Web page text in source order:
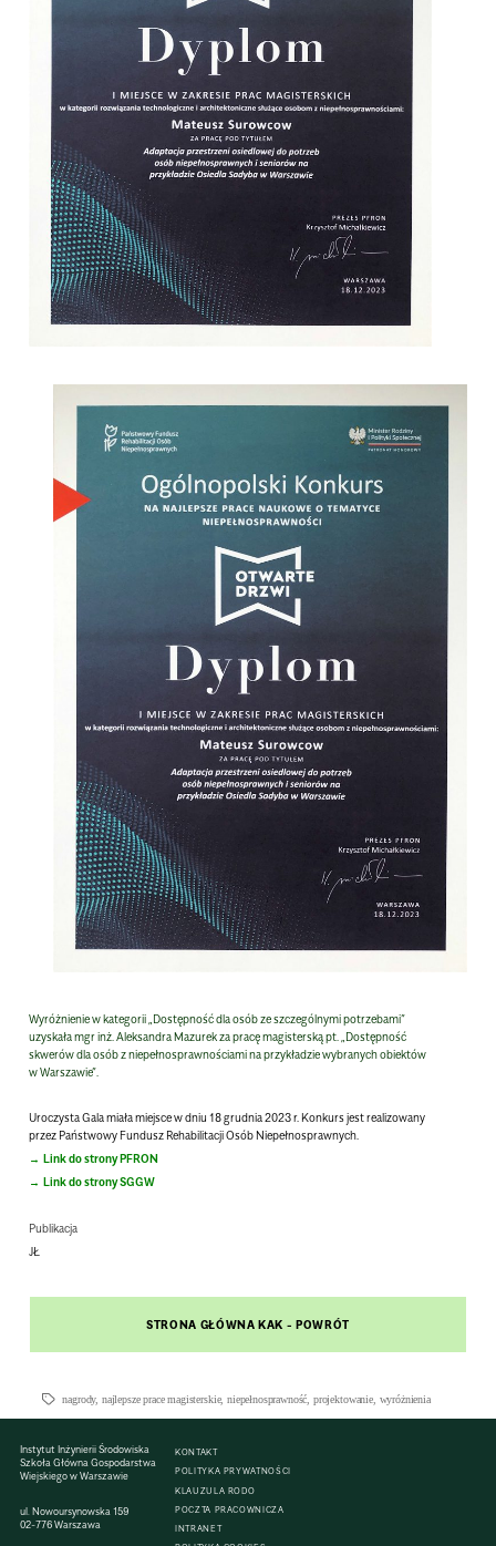
Wyróżnienie w kategorii „Dostępność dla osób ze szczególnymi potrzebami”
uzyskała mgr inż. Aleksandra Mazurek za pracę magisterską pt. „Dostępność
skwerów dla osób z niepełnosprawnościami na przykładzie wybranych obiektów
w Warszawie”.
Uroczysta Gala miała miejsce w dniu 18 grudnia 2023 r. Konkurs jest realizowany
przez Państwowy Fundusz Rehabilitacji Osób Niepełnosprawnych.
Link do strony PFRON
Link do strony SGGW
Publikacja
JŁ
STRONA GŁÓWNA KAK - POWRÓT
nagrody, najlepsze prace magisterskie,niepełnosprawność projektowanie, wyróżnienia
Instytut Inżynierii Środowiska
Szkoła Główna Gospodarstwa
Wiejskiego w Warszawie
ul. Nowoursynowska 159
02-776 Warszawa
KONTAKT
POLITYKA PRYWATNOŚCI
KLAUZULA RODO
POCZTA PRACOWNICZA
INTRANET